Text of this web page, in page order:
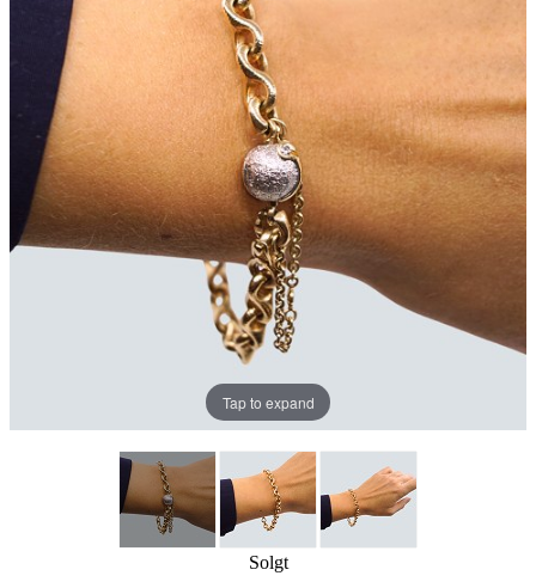
Tap to expand
Solgt